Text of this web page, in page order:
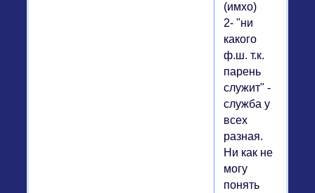
(имхо)
2- "ни
какого
ф.ш. т.к.
парень
служит" -
служба у
всех
разная.
Ни как не
могу
понять